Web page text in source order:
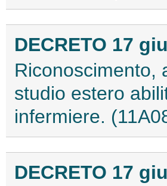
DECRETO 17
Riconoscimento,
studio estero
infermiere.
DECRETO 17